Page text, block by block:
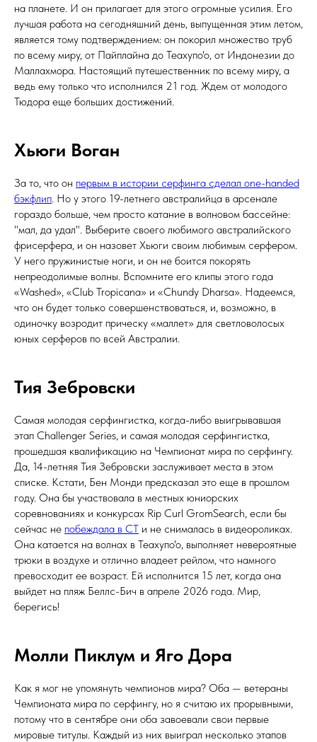
на планете. И он прилагает для этого огромные усилия. Его
лучшая работа на сегодняшний день, выпущенная этим летом,
является тому подтверждением: он покорил множество труб
по всему миру, от Пайплайна до Теахупо'о, от Индонезии до
Маллахмора. Настоящий путешественник по всему миру, а
ведь ему только что исполнился 21 год. Ждем от молодого
Тюдора еще больших достижений.
Хьюги Воган
За то, что он первым в истории серфинга сделал one-handed
бэкфлип. Но у этого 19-летнего австралийца в арсенале
гораздо больше, чем просто катание в волновом бассейне:
"мал, да удал". Выберите своего любимого австралийского
фрисерфера, и он назовет Хьюги своим любимым серфером.
У него пружинистые ноги, и он не боится покорять
непреодолимые волны. Вспомните его клипы этого года
«Washed», «Club Tropicana» и «Chundy Dharsa». Надеемся,
что он будет только совершенствоваться, и, возможно, в
одиночку возродит прическу «маллет» для светловолосых
юных серферов по всей Австралии.
Тия Зебровски
Самая молодая серфингистка, когда-либо выигрывавшая
этап Challenger Series, и самая молодая серфингистка,
прошедшая квалификацию на Чемпионат мира по серфингу.
Да, 14-летняя Тия Зебровски заслуживает места в этом
списке. Кстати, Бен Монди предсказал это еще в прошлом
году. Она бы участвовала в местных юниорских
соревнованиях и конкурсах Rip Curl GromSearch, если бы
сейчас не побеждала в CT и не снималась в видеороликах.
Она катается на волнах в Теахупо'о, выполняет невероятные
трюки в воздухе и отлично владеет рейлом, что намного
превосходит ее возраст. Ей исполнится 15 лет, когда она
выйдет на пляж Беллс-Бич в апреле 2026 года. Мир,
берегись!
Молли Пиклум и Яго Дора
Как я мог не упомянуть чемпионов мира? Оба — ветераны
Чемпионата мира по серфингу, но я считаю их прорывными,
потому что в сентябре они оба завоевали свои первые
мировые титулы. Каждый из них выиграл несколько этапов